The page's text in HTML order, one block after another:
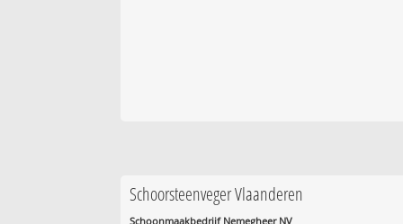
Schoorsteenveger Vlaanderen
Schoonmaakbedrijf Nemegheer NV